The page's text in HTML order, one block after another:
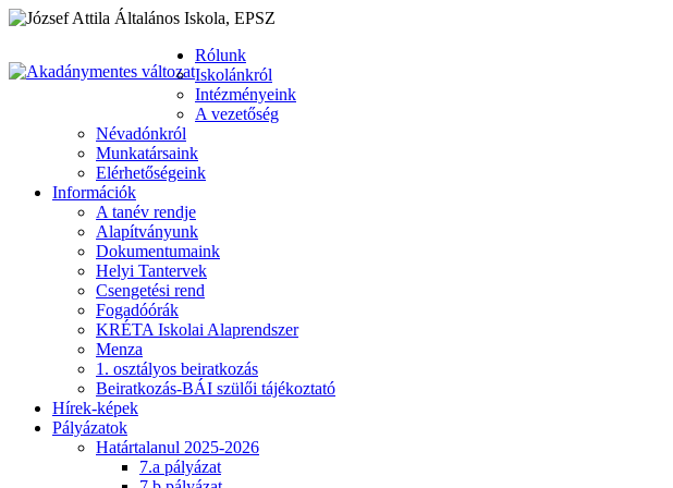
Rólunk
Iskolánkról
Intézményeink
A vezetőség
Névadónkról
Munkatársaink
Elérhetőségeink
Információk
A tanév rendje
Alapítványunk
Dokumentumaink
Helyi Tantervek
Csengetési rend
Fogadóórák
KRÉTA Iskolai Alaprendszer
Menza
1. osztályos beiratkozás
Beiratkozás-BÁI szülői tájékoztató
Hírek-képek
Pályázatok
Határtalanul 2025-2026
7.a pályázat